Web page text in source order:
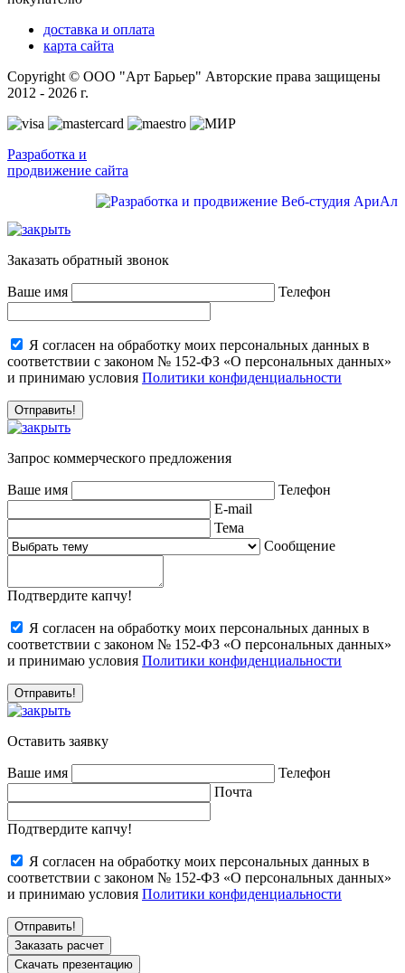
доставка и оплата
карта сайта
Copyright © ООО "Арт Барьер" Авторские права защищены
2012 - 2026 г.
Разработка и
продвижение сайта
Заказать обратный звонок
Ваше имя Телефон
Я согласен на обработку моих персональных данных в
соответствии с законом № 152-ФЗ «О персональных данных»
и принимаю условия Политики конфиденциальности
Запрос коммерческого предложения
Ваше имя
Телефон
E-mail
Тема
Сообщение
Подтвердите капчу!
Я согласен на обработку моих персональных данных в
соответствии с законом № 152-ФЗ «О персональных данных»
и принимаю условия Политики конфиденциальности
Оставить заявку
Ваше имя
Телефон
Почта
Подтвердите капчу!
Я согласен на обработку моих персональных данных в
соответствии с законом № 152-ФЗ «О персональных данных»
и принимаю условия Политики конфиденциальности
Заказать расчет
Скачать презентацию